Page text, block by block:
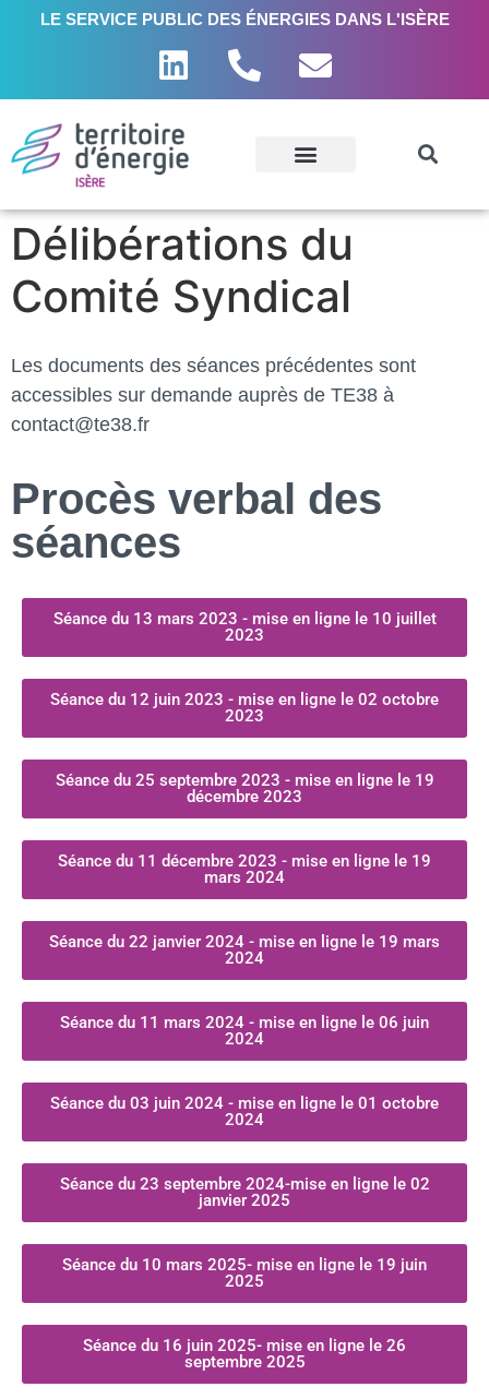
LE SERVICE PUBLIC DES ÉNERGIES DANS L'ISÈRE
Délibérations du
Comité Syndical
Les documents des séances précédentes sont
accessibles sur demande auprès de TE38 à
contact@te38.fr
Procès verbal des
séances
Séance du 13 mars 2023 - mise en ligne le 10 juillet
2023
Séance du 12 juin 2023 - mise en ligne le 02 octobre
2023
Séance du 25 septembre 2023 - mise en ligne le 19
décembre 2023
Séance du 11 décembre 2023 - mise en ligne le 19
mars 2024
Séance du 22 janvier 2024 - mise en ligne le 19 mars
2024
Séance du 11 mars 2024 - mise en ligne le 06 juin
2024
Séance du 03 juin 2024 - mise en ligne le 01 octobre
2024
Séance du 23 septembre 2024-mise en ligne le 02
janvier 2025
Séance du 10 mars 2025- mise en ligne le 19 juin
2025
Séance du 16 juin 2025- mise en ligne le 26
septembre 2025